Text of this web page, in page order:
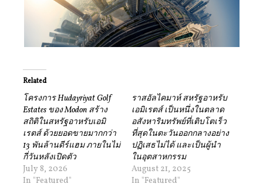
Related
โครงการ Hudayriyat Golf
Estates ของ Modon สร้าง
สถิติในสหรัฐอาหรับเอมิ
เรตส์ ด้วยยอดขายมากกว่า
13 พันล้านดีร์แฮม ภายในไม่
กี่วันหลังเปิดตัว
July 8, 2026
In "Featured"
ราสอัลไคมาห์ สหรัฐอาหรับ
เอมิเรตส์ เป็นหนึ่งในตลาด
อสังหาริมทรัพย์ที่เติบโตเร็ว
ที่สุดในตะวันออกกลางอย่าง
ปฏิเสธไม่ได้ และเป็นผู้นำ
ในอุตสาหกรรม
August 21, 2025
In "Featured"